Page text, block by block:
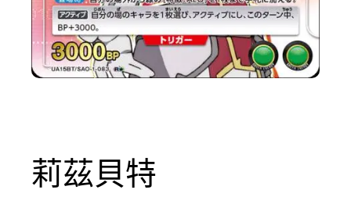
莉茲貝特